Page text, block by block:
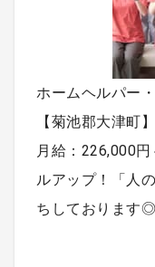
ホームヘルパー
【菊池郡大津町
月給：226,000
ルアップ！「人
ちしております◎